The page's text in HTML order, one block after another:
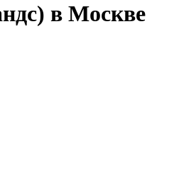
в Москве